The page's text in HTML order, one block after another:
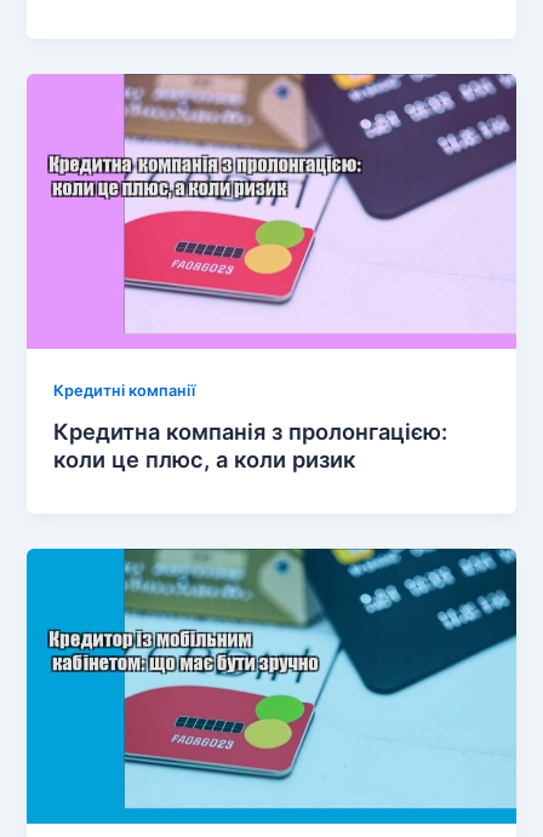
Кредитні компанії
Кредитна компанія з пролонгацією:
коли це плюс, а коли ризик